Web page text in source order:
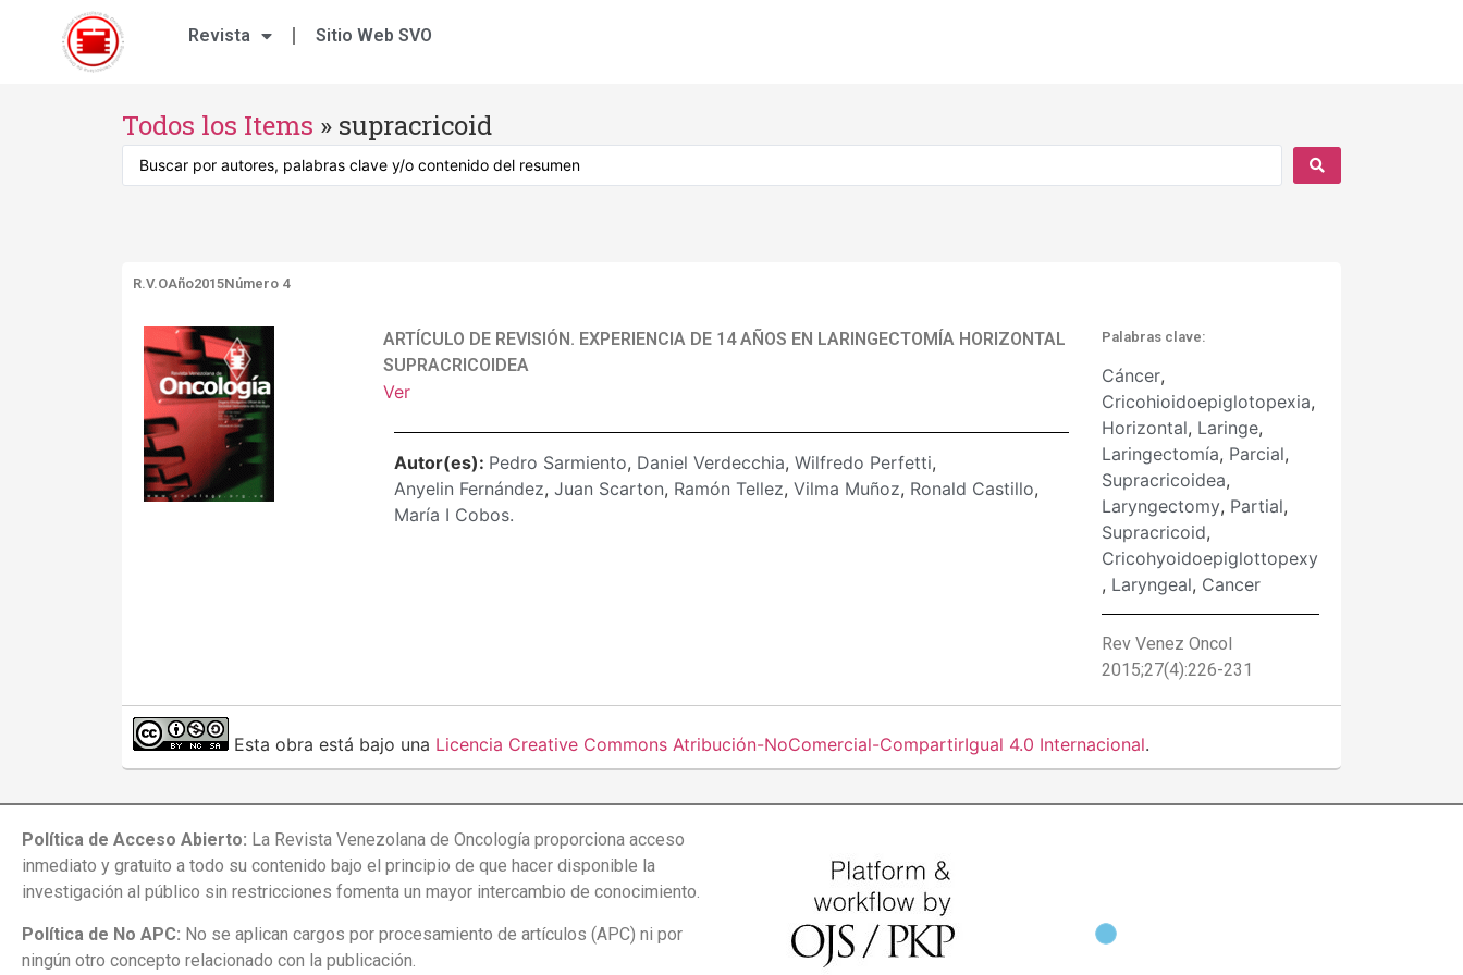
Revista Sitio Web SVO
Todos los Items » supracricoid
R.V.OAño2015Número 4
ARTÍCULO DE REVISIÓN. EXPERIENCIA DE 14 AÑOS EN LARINGECTOMÍA HORIZONTAL
SUPRACRICOIDEA
Ver
Autor(es): Pedro Sarmiento, Daniel Verdecchia, Wilfredo Perfetti,
Anyelin Fernández, Juan Scarton, Ramón Tellez, Vilma Muñoz, Ronald Castillo,
María I Cobos.
Palabras clave:
Cáncer,
Cricohioidoepiglotopexia,
Horizontal, Laringe,
Laringectomía, Parcial,
Supracricoidea,
Laryngectomy, Partial,
Supracricoid,
Cricohyoidoepiglottopexy
, Laryngeal, Cancer
Rev Venez Oncol
2015;27(4):226-231
Esta obra está bajo una Licencia Creative Commons Atribución-NoComercial-CompartirIgual 4.0 Internacional.
Política de Acceso Abierto: La Revista Venezolana de Oncología proporciona acceso
inmediato y gratuito a todo su contenido bajo el principio de que hacer disponible la
investigación al público sin restricciones fomenta un mayor intercambio de conocimiento.
Política de No APC: No se aplican cargos por procesamiento de artículos (APC) ni por
ningún otro concepto relacionado con la publicación.